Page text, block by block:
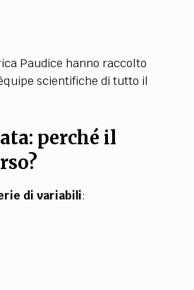
Paudice hanno raccolto
scientifiche di tutto il
perché il
di variabili: